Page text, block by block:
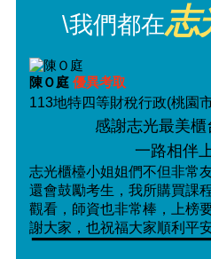
\我們都在志
陳Ｏ庭 優異考取
113地特四等財稅行政(桃園
感謝志光最美
一路相伴
志光櫃檯小姐姐們不但非常
還會鼓勵考生，我所購買課
觀看，師資也非常棒，上榜
謝大家，也祝福大家順利平安